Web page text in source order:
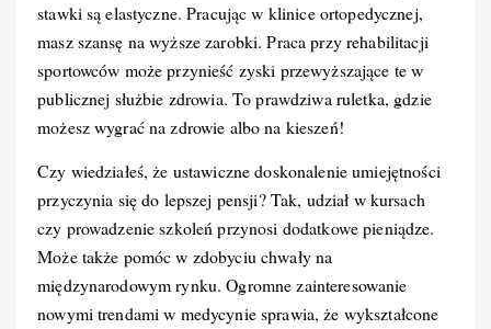
stawki są elastyczne. Pracując w klinice ortopedycznej,
masz szansę na wyższe zarobki. Praca przy rehabilitacji
sportowców może przynieść zyski przewyższające te w
publicznej służbie zdrowia. To prawdziwa ruletka, gdzie
możesz wygrać na zdrowie albo na kieszeń!
Czy wiedziałeś, że ustawiczne doskonalenie umiejętności
przyczynia się do lepszej pensji? Tak, udział w kursach
czy prowadzenie szkoleń przynosi dodatkowe pieniądze.
Może także pomóc w zdobyciu chwały na
międzynarodowym rynku. Ogromne zainteresowanie
nowymi trendami w medycynie sprawia, że wykształcone